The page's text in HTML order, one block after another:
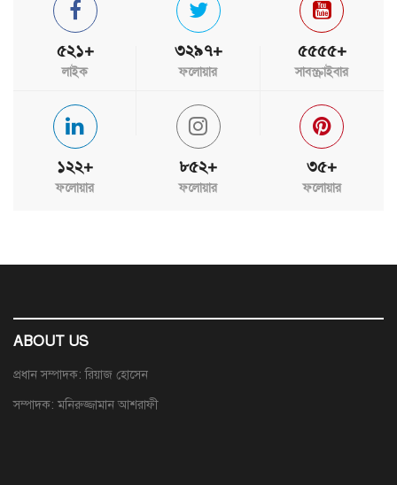
৫২১+
লাইক
৩২৯৭+
ফলোয়ার
৫৫৫৫+
সাবস্ক্রাইবার
১২২+
ফলোয়ার
৮৫২+
ফলোয়ার
৩৫+
ফলোয়ার
ABOUT US
প্রধান সম্পাদক: রিয়াজ হোসেন
সম্পাদক: মনিরুজ্জামান আশরাফী